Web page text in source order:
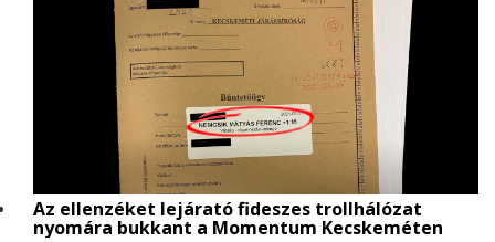
Az ellenzéket lejárató fideszes trollhálózat
nyomára bukkant a Momentum Kecskeméten